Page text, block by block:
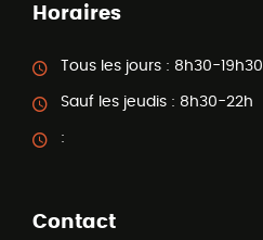
Horaires
Tous les jours : 8h30-19h30
Sauf les jeudis : 8h30-22h
:
Contact